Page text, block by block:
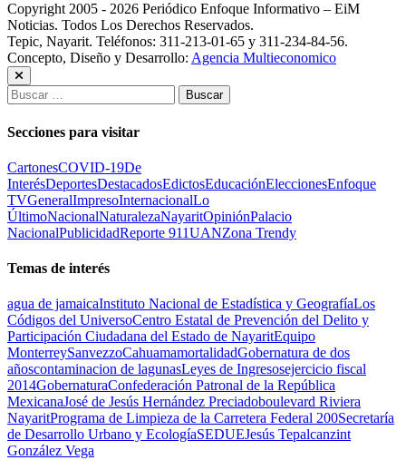
Copyright 2005 - 2026 Periódico Enfoque Informativo – EiM
Noticias. Todos Los Derechos Reservados.
Tepic, Nayarit. Teléfonos: 311-213-01-65 y 311-234-84-56.
Concepto, Diseño y Desarrollo: Agencia Multieconomico
Buscar:
Secciones para visitar
CartonesCOVID-19De
InterésDeportesDestacadosEdictosEducaciónEleccionesEnfoque
TVGeneralImpresoInternacionalLo
ÚltimoNacionalNaturalezaNayaritOpiniónPalacio
NacionalPublicidadReporte 911UANZona Trendy
Temas de interés
agua de jamaicaInstituto Nacional de Estadística y GeografíaLos
Códigos del UniversoCentro Estatal de Prevención del Delito y
Participación Ciudadana del Estado de NayaritEquipo
MonterreySanvezzoCahuamamortalidadGobernatura de dos
añoscontaminacion de lagunasLeyes de Ingresosejercicio fiscal
2014GobernaturaConfederación Patronal de la República
MexicanaJosé de Jesús Hernández Preciadoboulevard Riviera
NayaritPrograma de Limpieza de la Carretera Federal 200Secretaría
de Desarrollo Urbano y EcologíaSEDUEJesús Tepalcanzint
González Vega